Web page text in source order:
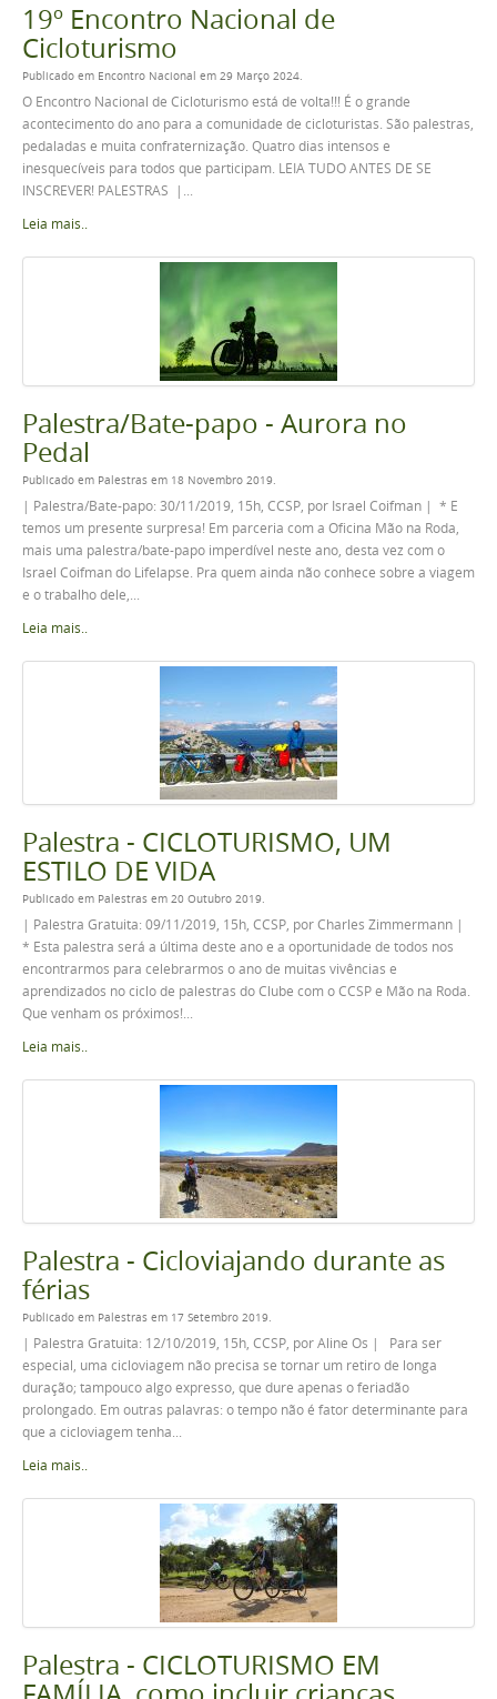
19º Encontro Nacional de
Cicloturismo
Publicado em Encontro Nacional em 29 Março 2024.
O Encontro Nacional de Cicloturismo está de volta!!! É o grande
acontecimento do ano para a comunidade de cicloturistas. São palestras,
pedaladas e muita confraternização. Quatro dias intensos e
inesquecíveis para todos que participam. LEIA TUDO ANTES DE SE
INSCREVER! PALESTRAS |...
Leia mais..
Palestra/Bate-papo - Aurora no
Pedal
Publicado em Palestras em 18 Novembro 2019.
| Palestra/Bate-papo: 30/11/2019, 15h, CCSP, por Israel Coifman | * E
temos um presente surpresa! Em parceria com a Oficina Mão na Roda,
mais uma palestra/bate-papo imperdível neste ano, desta vez com o
Israel Coifman do Lifelapse. Pra quem ainda não conhece sobre a viagem
e o trabalho dele,...
Leia mais..
Palestra - CICLOTURISMO, UM
ESTILO DE VIDA
Publicado em Palestras em 20 Outubro 2019.
| Palestra Gratuita: 09/11/2019, 15h, CCSP, por Charles Zimmermann |
* Esta palestra será a última deste ano e a oportunidade de todos nos
encontrarmos para celebrarmos o ano de muitas vivências e
aprendizados no ciclo de palestras do Clube com o CCSP e Mão na Roda.
Que venham os próximos!...
Leia mais..
Palestra - Cicloviajando durante as
férias
Publicado em Palestras em 17 Setembro 2019.
| Palestra Gratuita: 12/10/2019, 15h, CCSP, por Aline Os | Para ser
especial, uma cicloviagem não precisa se tornar um retiro de longa
duração; tampouco algo expresso, que dure apenas o feriadão
prolongado. Em outras palavras: o tempo não é fator determinante para
que a cicloviagem tenha...
Leia mais..
Palestra - CICLOTURISMO EM